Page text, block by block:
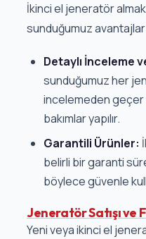
İkinci el jeneratör
sunduğumuz
Detaylı İnceleme
sunduğumuz her
incelemeden geçer
bakımlar yapılır.
Garantili Ürünler:
belirli bir garanti
böylece güvenle
Jeneratör Satışı ve
Yeni veya ikinci el